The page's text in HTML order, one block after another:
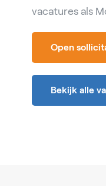
vacatures als
Open
Bekijk alle